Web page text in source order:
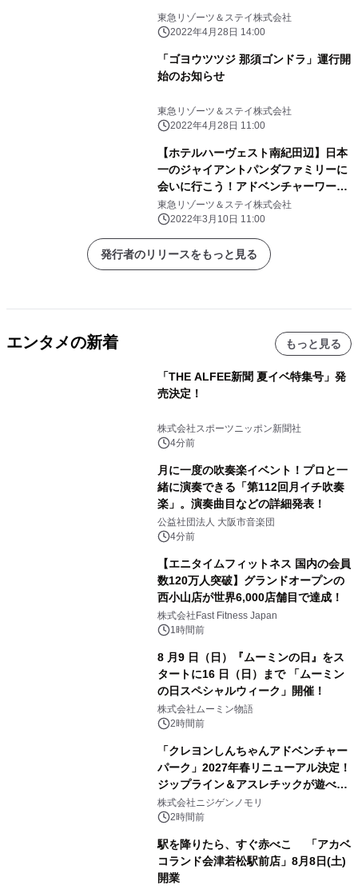
東急リゾーツ＆ステイ株式会社
2022年4月28日 14:00
「ゴヨウツツジ 那須ゴンドラ」運行開
始のお知らせ
東急リゾーツ＆ステイ株式会社
2022年4月28日 11:00
【ホテルハーヴェスト南紀田辺】日本
一のジャイアントパンダファミリーに
会いに行こう！アドベンチャーワール
ド入園券付き宿泊プラン
東急リゾーツ＆ステイ株式会社
2022年3月10日 11:00
発行者のリリースをもっと見る
エンタメの新着 もっと見る
「THE ALFEE新聞 夏イベ特集号」発
売決定！
株式会社スポーツニッポン新聞社
4分前
月に一度の吹奏楽イベント！プロと一
緒に演奏できる「第112回月イチ吹奏
楽」。演奏曲目などの詳細発表！
公益社団法人 大阪市音楽団
4分前
【エニタイムフィットネス 国内の会員
数120万人突破】グランドオープンの
西小山店が世界6,000店舗目で達成！
株式会社Fast Fitness Japan
1時間前
8 月9 日（日）『ムーミンの日』をス
タートに16 日（日）まで 「ムーミン
の日スペシャルウィーク」開催！
株式会社ムーミン物語
2時間前
「クレヨンしんちゃんアドベンチャー
パーク」2027年春リニューアル決定！
ジップライン＆アスレチックが遊べる
のは今年が最後！ 「ラスト！ドキがム
ネムネ～大作戦！」始動
株式会社ニジゲンノモリ
2時間前
駅を降りたら、すぐ赤べこ 「アカベ
コランド会津若松駅前店」8月8日(土)
開業